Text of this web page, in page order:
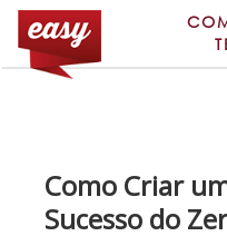
Como Criar
Sucesso do